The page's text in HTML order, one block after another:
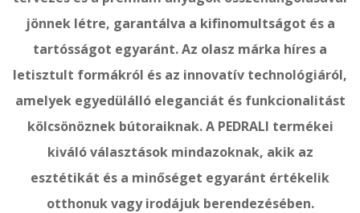
jönnek létre, garantálva a kifinomultságot és a
tartósságot egyaránt. Az olasz márka híres a
letisztult formákról és az innovatív technológiáról,
amelyek egyedülálló eleganciát és funkcionalitást
kölcsönöznek bútoraiknak. A PEDRALI termékei
kiváló választások mindazoknak, akik az
esztétikát és a minőséget egyaránt értékelik
otthonuk vagy irodájuk berendezésében.